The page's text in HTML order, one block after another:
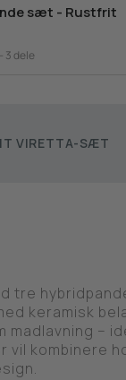
sæt - Rustfrit
3 dele
VIRETTA-SÆT
tre
keramisk
madlavning –
vil kombinere